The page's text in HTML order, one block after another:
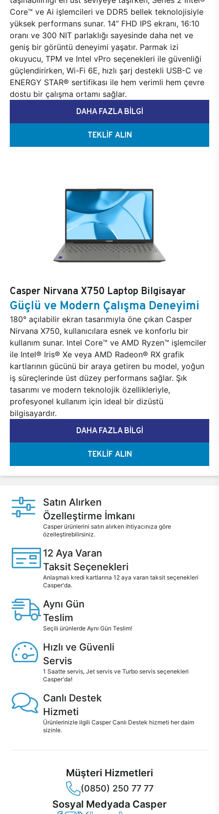
Core™ ve Ai işlemcileri ve DDR5 bellek teknolojisiyle
yüksek performans sunar. 14” FHD IPS ekranı, 16:10
oranı ve 300 NIT parlaklığı sayesinde daha net ve
geniş bir görüntü deneyimi yaşatır. Parmak izi
okuyucu, TPM ve Intel vPro seçenekleri ile güvenliği
güçlendirirken, Wi-Fi 6E, hızlı şarj destekli USB-C ve
ENERGY STAR® sertifikası ile hem verimli hem çevre
dostu bir çalışma ortamı sağlar.
DAHA FAZLA BİLGİ
TEKLİF ALIN
Casper Nirvana X750 Laptop Bilgisayar
Güçlü ve Modern Çalışma Deneyimi
180° açılabilir ekran tasarımıyla öne çıkan Casper
Nirvana X750, kullanıcılara esnek ve konforlu bir
kullanım sunar. Intel Core™ ve AMD Ryzen™ işlemciler
ile Intel® Iris® Xe veya AMD Radeon® RX grafik
kartlarının gücünü bir araya getiren bu model, yoğun
iş süreçlerinde üst düzey performans sağlar. Şık
tasarımı ve modern teknolojik özellikleriyle,
profesyonel kullanım için ideal bir dizüstü
bilgisayardır.
DAHA FAZLA BİLGİ
TEKLİF ALIN
Satın Alırken
Özelleştirme İmkanı
Casper ürünlerini satın alırken ihtiyacınıza göre
özelleştirebilirsiniz.
12 Aya Varan
Taksit Seçenekleri
Anlaşmalı kredi kartlarına 12 aya varan taksit seçenekleri
Casper'da.
Aynı Gün
Teslim
Seçili ürünlerde Aynı Gün Teslim!
Hızlı ve Güvenli
Servis
1 Saatte servis, Jet servis ve Turbo servis seçenekleri
Casper'da!
Canlı Destek
Hizmeti
Ürünlerinizle ilgili Casper Canlı Destek hizmeti her daim
sizinle.
Müşteri Hizmetleri
(0850) 250 77 77
Sosyal Medyada Casper